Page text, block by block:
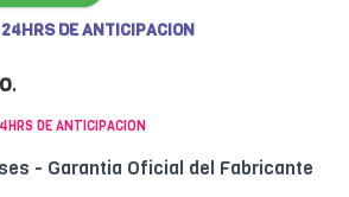
DE ANTICIPACION
.
DE ANTICIPACION
- Garantia Oficial del Fabricante